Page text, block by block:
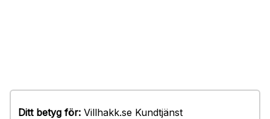
Ditt betyg för: Villhakk.se Kundtjänst